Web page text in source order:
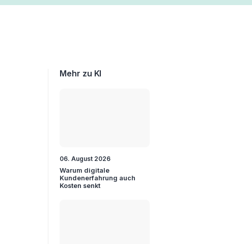
Mehr zu KI
06. August 2026
Warum digitale
Kundenerfahrung auch
Kosten senkt